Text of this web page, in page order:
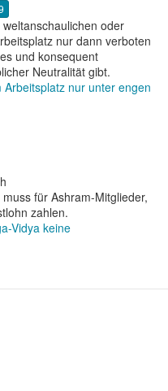
oder
nur dann verboten
und konsequent
Neutralität gibt.
nur unter engen
für Ashram-Mitglieder,
zahlen.
Vidya keine